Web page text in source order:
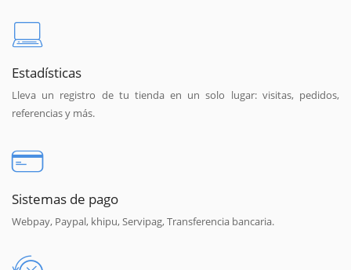
Estadísticas
Lleva un registro de tu tienda en un solo lugar: visitas, pedidos,
referencias y más.
Sistemas de pago
Webpay, Paypal, khipu, Servipag, Transferencia bancaria.